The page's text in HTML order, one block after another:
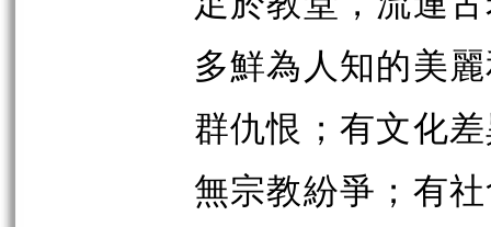
多鮮為人知的美
群仇恨；有文化
無宗教紛爭；有